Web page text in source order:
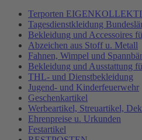
Terporten
Tagesdienstkleidung
Bekleidung und Accessoires
Abzeichen aus Stoff u. Metall
Fahnen, Wimpel und
Bekleidung und Ausstattung
THL- und Dienstbekleidung
Jugend- und Kinderfeuerwehr
Geschenkartikel
Werbeartikel, Streuartikel,
Ehrenpreise u. Urkunden
Festartikel